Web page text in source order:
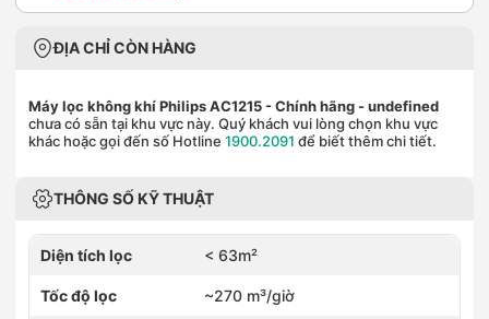
ĐỊA CHỈ CÒN HÀNG
Máy lọc không khí Philips AC1215 - Chính hãng - undefined
chưa có sẵn tại khu vực này. Quý khách vui lòng chọn khu vực
khác hoặc gọi đến số Hotline 1900.2091 để biết thêm chi tiết.
THÔNG SỐ KỸ THUẬT
Diện tích lọc < 63m²
Tốc độ lọc ~270 m³/giờ